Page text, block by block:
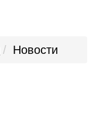
Новости